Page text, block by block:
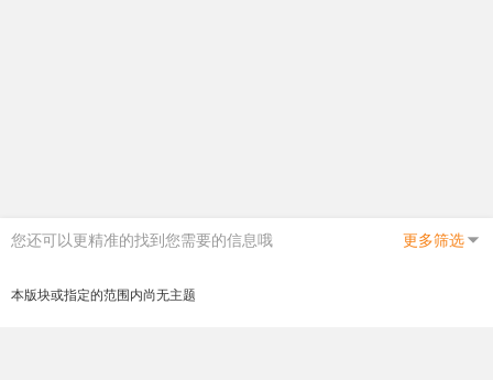
您还可以更精准的找到您需要的信息哦 更多筛选
本版块或指定的范围内尚无主题